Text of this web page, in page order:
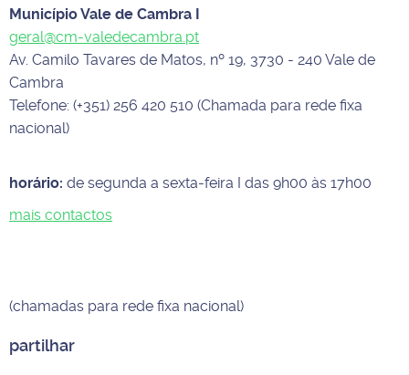
Município Vale de Cambra I
geral@cm-valedecambra.pt
Av. Camilo Tavares de Matos, nº 19, 3730 - 240 Vale de
Cambra
Telefone: (+351) 256 420 510 (Chamada para rede fixa
nacional)
horário: de segunda a sexta-feira I das 9h00 às 17h00
mais contactos
(chamadas para rede fixa nacional)
partilhar